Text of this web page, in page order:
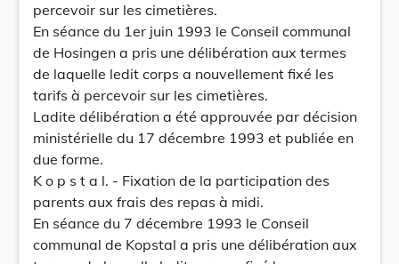
percevoir sur les cimetières.
En séance du 1er juin 1993 le Conseil communal
de Hosingen a pris une délibération aux termes
de laquelle ledit corps a nouvellement fixé les
tarifs à percevoir sur les cimetières.
Ladite délibération a été approuvée par décision
ministérielle du 17 décembre 1993 et publiée en
due forme.
K o p s t a l. - Fixation de la participation des
parents aux frais des repas à midi.
En séance du 7 décembre 1993 le Conseil
communal de Kopstal a pris une délibération aux